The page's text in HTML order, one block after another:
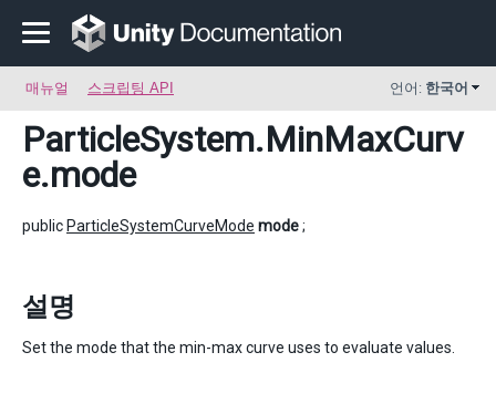
매뉴얼 스크립팅 API 언어: 한국어
ParticleSystem.MinMaxCurv
e.mode
public ParticleSystemCurveMode mode;
설명
Set the mode that the min-max curve uses to evaluate values.